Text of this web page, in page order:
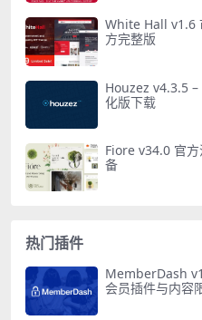
White Hall v1.6
方完整版
Houzez v4.3.5
化版下载
Fiore v34.0 官
备
热门插件
MemberDash
会员插件与内容